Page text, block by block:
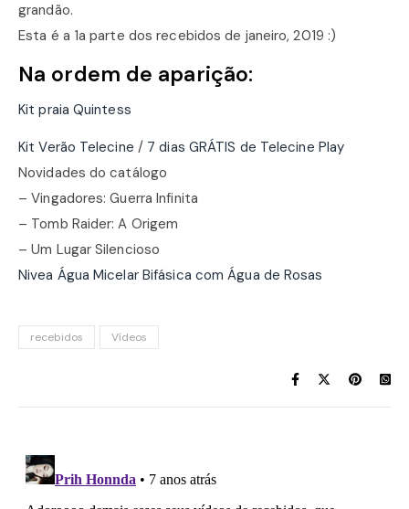
grandão.
Esta é a 1a parte dos recebidos de janeiro, 2019 :)
Na ordem de aparição:
Kit praia Quintess
Kit Verão Telecine / 7 dias GRÁTIS de Telecine Play
Novidades do catálogo
– Vingadores: Guerra Infinita
– Tomb Raider: A Origem
– Um Lugar Silencioso
Nivea Água Micelar Bifásica com Água de Rosas
recebidos Vídeos